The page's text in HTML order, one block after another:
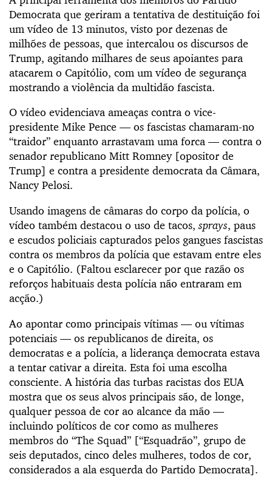
Democrata que geriram a tentativa de destituição foi
um vídeo de 13 minutos, visto por dezenas de
milhões de pessoas, que intercalou os discursos de
Trump, agitando milhares de seus apoiantes para
atacarem o Capitólio, com um vídeo de segurança
mostrando a violência da multidão fascista.
O vídeo evidenciava ameaças contra o vice-
presidente Mike Pence — os fascistas chamaram-no
“traidor” enquanto arrastavam uma forca — contra o
senador republicano Mitt Romney [opositor de
Trump] e contra a presidente democrata da Câmara,
Nancy Pelosi.
Usando imagens de câmaras do corpo da polícia, o
vídeo também destacou o uso de tacos,sprays, paus
e escudos policiais capturados pelos gangues fascistas
contra os membros da polícia que estavam entre eles
e o Capitólio. (Faltou esclarecer por que razão os
reforços habituais desta polícia não entraram em
acção.)
Ao apontar como principais vítimas — ou vítimas
potenciais — os republicanos de direita, os
democratas e a polícia, a liderança democrata estava
a tentar cativar a direita. Esta foi uma escolha
consciente. A história das turbas racistas dos EUA
mostra que os seus alvos principais são, de longe,
qualquer pessoa de cor ao alcance da mão —
incluindo políticos de cor como as mulheres
membros do “The Squad” [“Esquadrão”, grupo de
seis deputados, cinco deles mulheres, todos de cor,
considerados a ala esquerda do Partido Democrata].